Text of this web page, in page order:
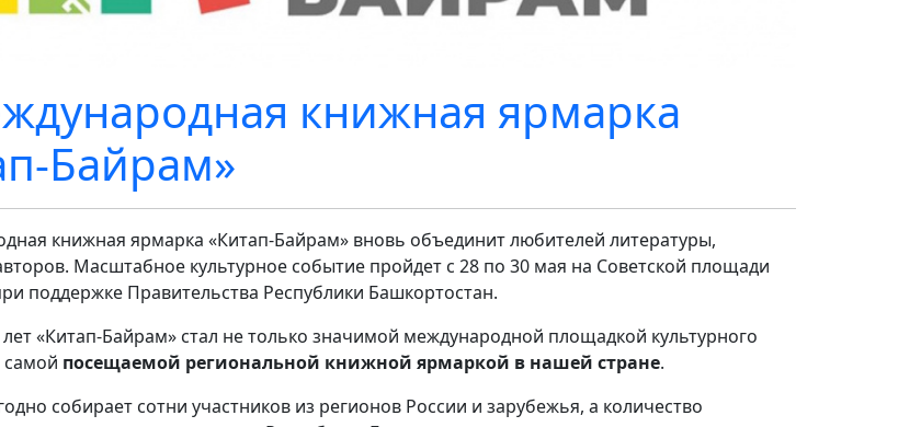
книжная ярмарка
Байрам»
книжная ярмарка «Китап-Байрам» вновь объединит любителей литературы,
Масштабное культурное событие пройдет с 28 по 30 мая на Советской площади
поддержке Правительства Республики Башкортостан.
лет «Китап-Байрам» стал не только значимой международной площадкой культурного
самой посещаемой региональной книжной ярмаркой в нашей стране.
собирает сотни участников из регионов России и зарубежья, а количество